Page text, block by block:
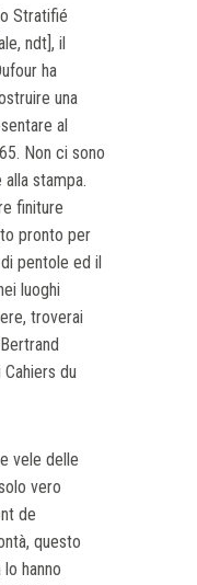
Stratifié
ndt], il
ha
una
al
Non ci sono
stampa.
finiture
pronto per
pentole ed il
luoghi
troverai
du
vele delle
vero
de
questo
hanno